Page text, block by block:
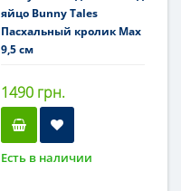
яйцо Bunny Tales
Пасхальный кролик Max
9,5 см
1490 грн.
Есть в наличии